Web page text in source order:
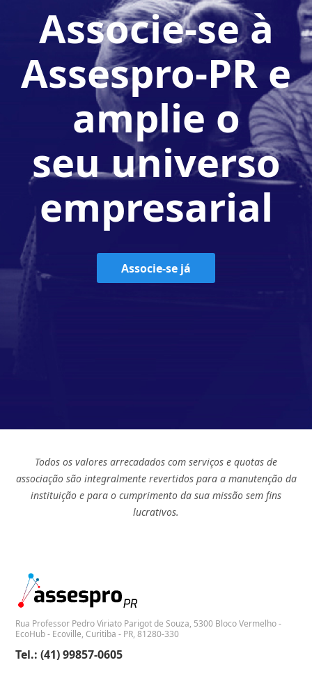
Associe-se à
Assespro-PR e
amplie o
seu universo
empresarial
Associe-se já
Todos os valores arrecadados com serviços e quotas de
associação são integralmente revertidos para a manutenção da
instituição e para o cumprimento da sua missão sem fins
lucrativos.
Rua Professor Pedro Viriato Parigot de Souza, 5300 Bloco Vermelho -
EcoHub - Ecoville, Curitiba - PR, 81280-330
Tel.: (41) 99857-0605